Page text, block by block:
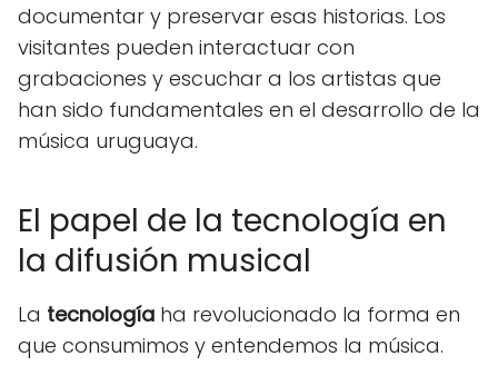
documentar y preservar esas historias. Los
visitantes pueden interactuar con
grabaciones y escuchar a los artistas que
han sido fundamentales en el desarrollo de la
música uruguaya.
El papel de la tecnología en
la difusión musical
La tecnología ha revolucionado la forma en
que consumimos y entendemos la música.